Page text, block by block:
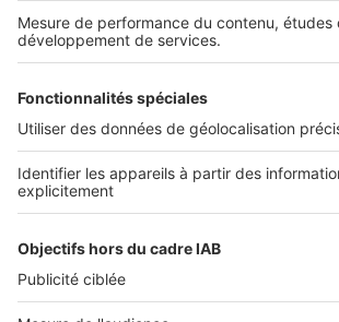
Services pro
Accès client
Informations légales
Politique Générale de Protection des Données